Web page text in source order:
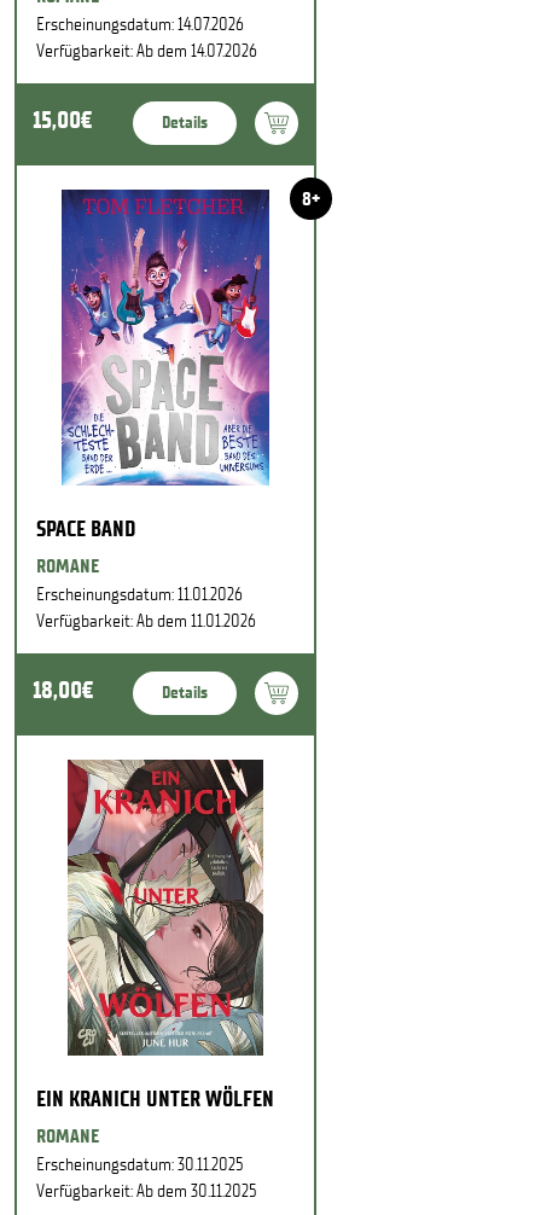
Erscheinungsdatum: 14.07.2026
Verfügbarkeit: Ab dem 14.07.2026
15,00€ Details
8+
SPACE BAND
ROMANE
Erscheinungsdatum: 11.01.2026
Verfügbarkeit: Ab dem 11.01.2026
18,00€ Details
EIN KRANICH UNTER WÖLFEN
ROMANE
Erscheinungsdatum: 30.11.2025
Verfügbarkeit: Ab dem 30.11.2025